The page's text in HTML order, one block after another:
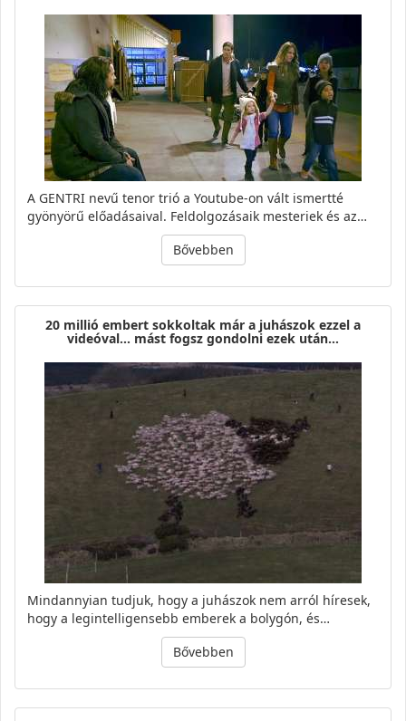
A GENTRI nevű tenor trió a Youtube-on vált ismertté
gyönyörű előadásaival. Feldolgozásaik mesteriek és az…
Bővebben
20 millió embert sokkoltak már a juhászok ezzel a
videóval… mást fogsz gondolni ezek után…
Mindannyian tudjuk, hogy a juhászok nem arról híresek,
hogy a legintelligensebb emberek a bolygón, és…
Bővebben